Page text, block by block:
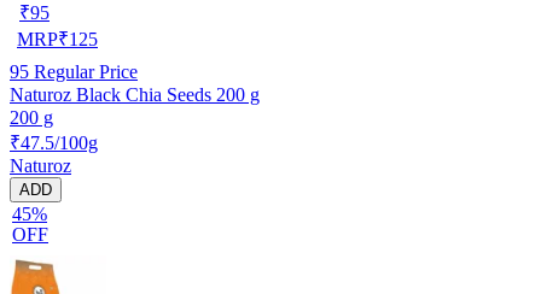
₹95
MRP₹125
95 Regular Price
Naturoz Black Chia Seeds 200 g
200 g
₹47.5/100g
Naturoz
ADD
45%
OFF